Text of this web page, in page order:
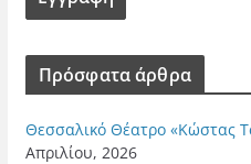
Πρόσφατα άρθρα
Θεσσαλικό Θέατρο «Κώστας
Απριλίου, 2026